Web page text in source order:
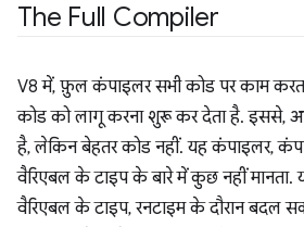
The Full Compiler
V8 में, फ़ुल कंपाइलर सभी कोड पर काम
कोड को लागू करना शुरू कर देता है. इससे,
है, लेकिन बेहतर कोड नहीं. यह कंपाइलर,
वैरिएबल के टाइप के बारे में कुछ नहीं मानता.
वैरिएबल के टाइप, रनटाइम के दौरान